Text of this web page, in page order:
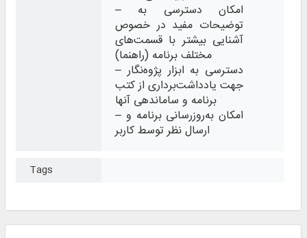
– امکان دسترسی به
توضیحات مفید در خصوص
آشنایی بیشتر با قسمت‌های
مختلف برنامه (راهنما)
– دسترسی به ابزار پژوه‌نگار
جهت یادداشت‌برداری از کتب
برنامه و ساماندهی آنها
– امکان به‌روزرسانی برنامه و
ارسال نظر توسط کاربر
Tags